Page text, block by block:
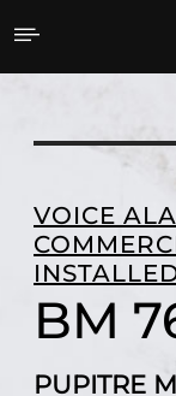
BM
VOICE
BM
PUPITRE